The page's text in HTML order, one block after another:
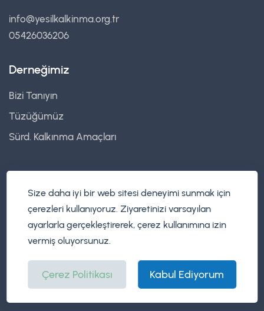
info@yesilkalkinma.org.tr
05426036206
Derneğimiz
Bizi Tanıyın
Tüzüğümüz
Sürd. Kalkınma Amaçları
© Copyright 2026 Yeşil Kalkınma Derneği
Size daha iyi bir web sitesi deneyimi sunmak için
çerezleri kullanıyoruz. Ziyaretinizi varsayılan
ayarlarla gerçekleştirerek, çerez kullanımına izin
vermiş oluyorsunuz.
Çerez Politikası Kabul Ediyorum